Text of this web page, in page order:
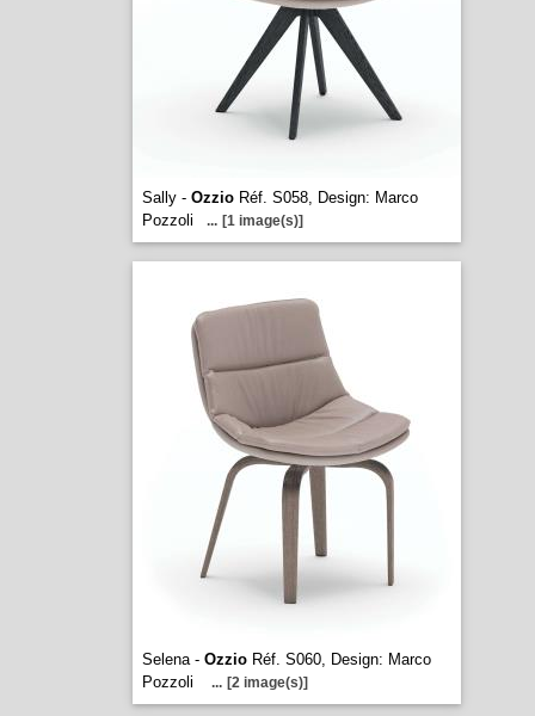
Sally - OzzioRéf. S058, Design: Marco
Pozzoli
... [1 image(s)]
Selena - OzzioRéf. S060, Design: Marco
Pozzoli
... [2 image(s)]